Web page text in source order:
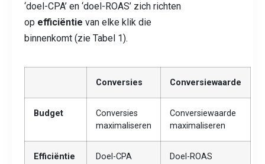
‘doel-CPA’ en ‘doel-ROAS’ zich richten
op efficiëntie van elke klik die
binnenkomt (zie Tabel 1).
Conversies Conversiewaarde
Budget
Conversies
maximaliseren
Conversiewaarde
maximaliseren
Efficiëntie Doel-CPA Doel-ROAS